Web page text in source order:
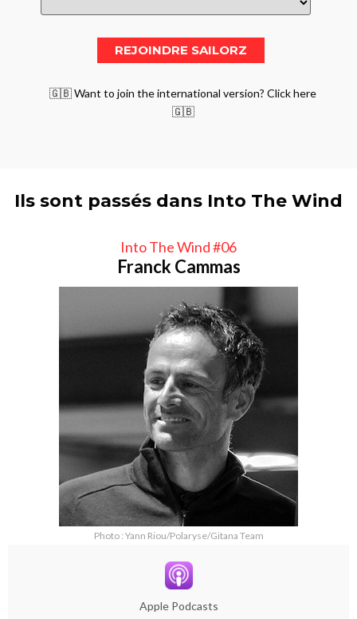
🇬🇧 Want to join the international version? Click here
🇬🇧
Ils sont passés dans Into The Wind
Into The Wind #06
Franck Cammas
Photo : Yann Riou/Polaryse/Gitana Team
Apple Podcasts